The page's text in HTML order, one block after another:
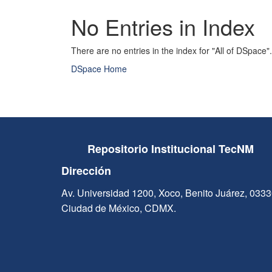
No Entries in Index
There are no entries in the index for "All of DSpace".
DSpace Home
Repositorio Institucional TecNM
Dirección
Av. Universidad 1200, Xoco, Benito Juárez,
Ciudad de México, CDMX.